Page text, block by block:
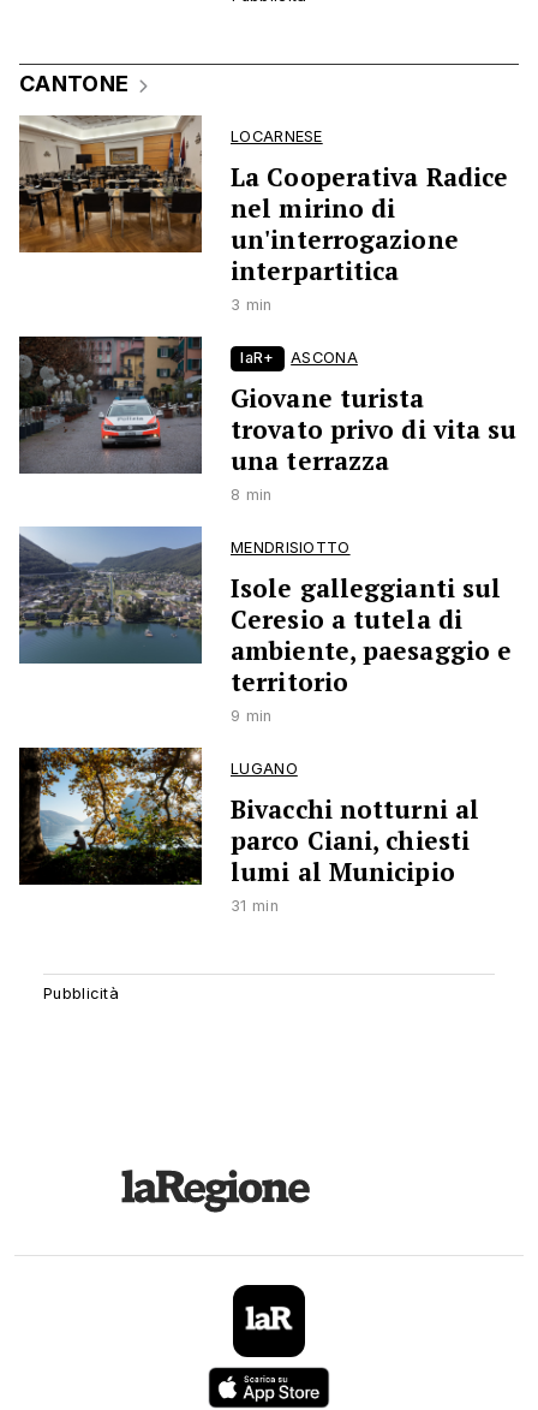
CANTONE
LOCARNESE
La Cooperativa Radice
nel mirino di
un'interrogazione
interpartitica
3 min
laR+ ASCONA
Giovane turista
trovato privo di vita su
una terrazza
8 min
MENDRISIOTTO
Isole galleggianti sul
Ceresio a tutela di
ambiente, paesaggio e
territorio
9 min
LUGANO
Bivacchi notturni al
parco Ciani, chiesti
lumi al Municipio
31 min